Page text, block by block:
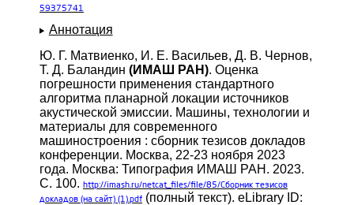
59375741
Аннотация
Ю. Г. Матвиенко, И. Е. Васильев, Д. В. Чернов,
Т. Д. Баландин (ИМАШ РАН). Оценка
погрешности применения стандартного
алгоритма планарной локации источников
акустической эмиссии. Машины, технологии и
материалы для современного
машиностроения : сборник тезисов докладов
конференции. Москва, 22-23 ноября 2023
года. Москва: Типография ИМАШ РАН. 2023.
С. 100. http://imash.ru/netcat_files/file/85/Сборник тезисов
докладов (на сайт) (1).pdf (полный текст). eLibrary ID: